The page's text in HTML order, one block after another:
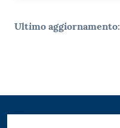
Ultimo aggiornamento: